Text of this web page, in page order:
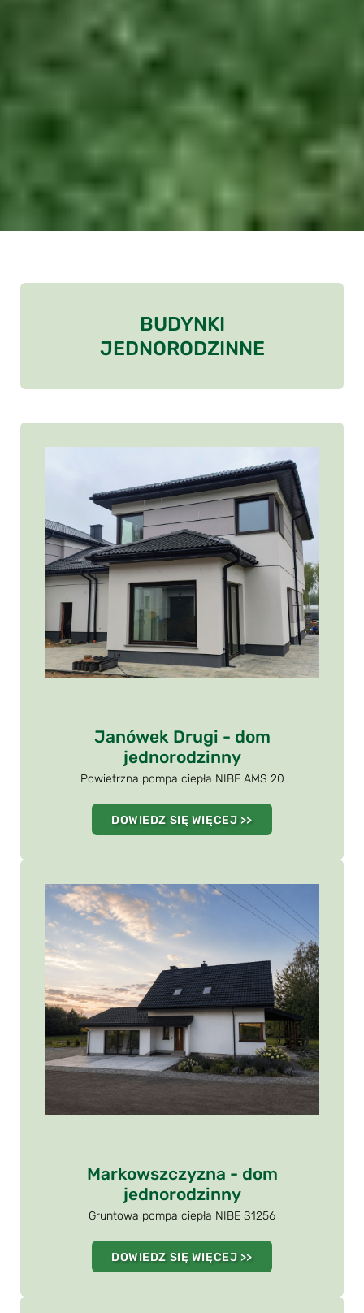
BUDYNKI
JEDNORODZINNE
Janówek Drugi - dom
jednorodzinny
Powietrzna pompa ciepła NIBE AMS 20
DOWIEDZ SIĘ WIĘCEJ >>
Markowszczyzna - dom
jednorodzinny
Gruntowa pompa ciepła NIBE S1256
DOWIEDZ SIĘ WIĘCEJ >>